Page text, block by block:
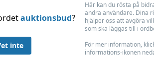
auktionsbud?
inte
Här kan du rösta på
andra användare. Dina
hjälper oss att avgöra
som ska läggas till i
För mer information,
informations-ikonen